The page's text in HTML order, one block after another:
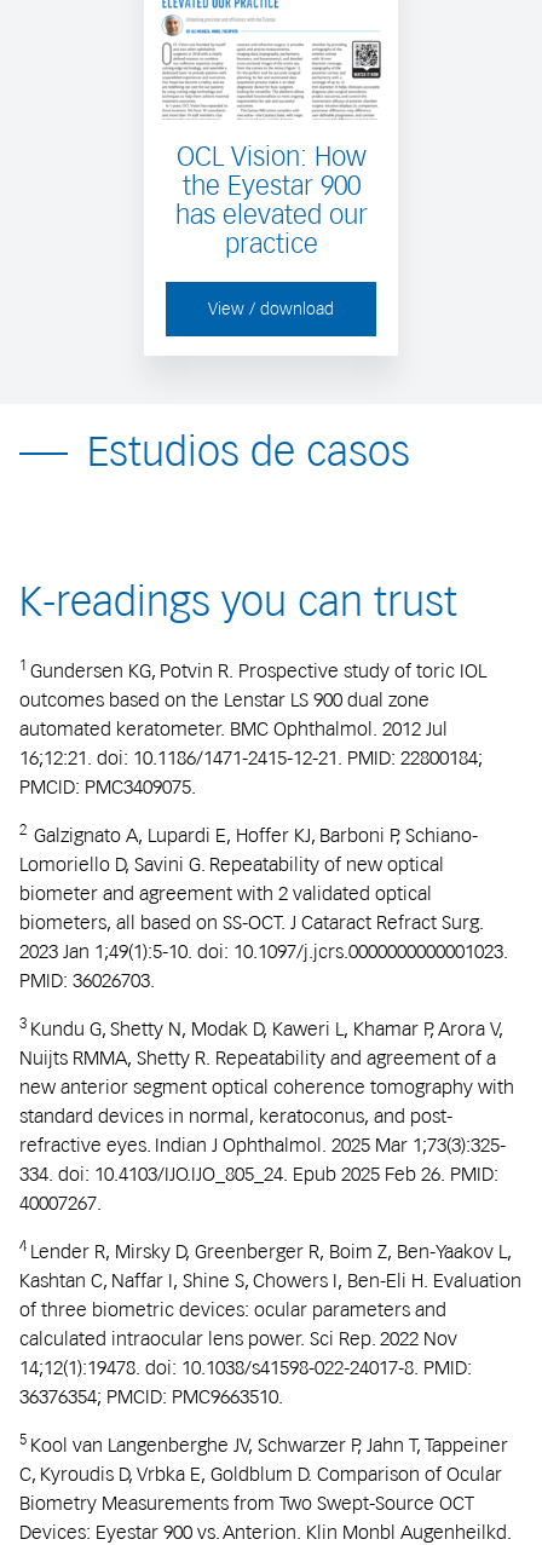
OCL Vision: How
the Eyestar 900
has elevated our
practice
View / download
Estudios de casos
K-readings you can trust
1 Gundersen KG, Potvin R. Prospective study of toric IOL
outcomes based on the Lenstar LS 900 dual zone
automated keratometer. BMC Ophthalmol. 2012 Jul
16;12:21. doi: 10.1186/1471-2415-12-21. PMID: 22800184;
PMCID: PMC3409075.
2 Galzignato A, Lupardi E, Hoffer KJ, Barboni P, Schiano-
Lomoriello D, Savini G. Repeatability of new optical
biometer and agreement with 2 validated optical
biometers, all based on SS-OCT. J Cataract Refract Surg.
2023 Jan 1;49(1):5-10. doi: 10.1097/j.jcrs.0000000000001023.
PMID: 36026703.
3 Kundu G, Shetty N, Modak D, Kaweri L, Khamar P, Arora V,
Nuijts RMMA, Shetty R. Repeatability and agreement of a
new anterior segment optical coherence tomography with
standard devices in normal, keratoconus, and post-
refractive eyes. Indian J Ophthalmol. 2025 Mar 1;73(3):325-
334. doi: 10.4103/IJO.IJO_805_24. Epub 2025 Feb 26. PMID:
40007267.
4 Lender R, Mirsky D, Greenberger R, Boim Z, Ben-Yaakov L,
Kashtan C, Naffar I, Shine S, Chowers I, Ben-Eli H. Evaluation
of three biometric devices: ocular parameters and
calculated intraocular lens power. Sci Rep. 2022 Nov
14;12(1):19478. doi: 10.1038/s41598-022-24017-8. PMID:
36376354; PMCID: PMC9663510.
5 Kool van Langenberghe JV, Schwarzer P, Jahn T, Tappeiner
C, Kyroudis D, Vrbka E, Goldblum D. Comparison of Ocular
Biometry Measurements from Two Swept-Source OCT
Devices: Eyestar 900 vs. Anterion. Klin Monbl Augenheilkd.